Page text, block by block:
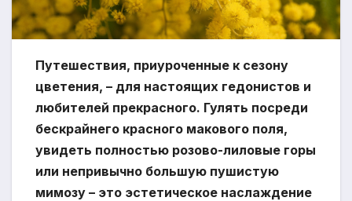
Путешествия, приуроченные к сезону
цветения, – для настоящих гедонистов и
любителей прекрасного. Гулять посреди
бескрайнего красного макового поля,
увидеть полностью розово-лиловые горы
или непривычно большую пушистую
мимозу – это эстетическое наслаждение